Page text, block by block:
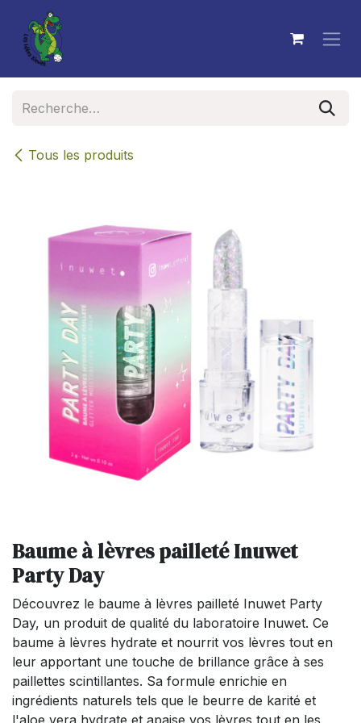
Se rendre au contenu
Tous les produits
Baume à lèvres pailleté Inuwet
Party Day
Découvrez le baume à lèvres pailleté Inuwet Party
Day, un produit de qualité du laboratoire Inuwet. Ce
baume à lèvres hydrate et nourrit vos lèvres tout en
leur apportant une touche de brillance grâce à ses
paillettes scintillantes. Sa formule enrichie en
ingrédients naturels tels que le beurre de karité et
l'aloe vera hydrate et apaise vos lèvres tout en les